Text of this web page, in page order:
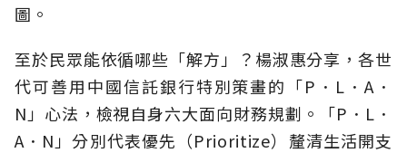
圖。
至於民眾能依循哪些「解方」？楊淑惠分享，各世
代可善用中國信託銀行特別策畫的「P．L．A．
N」心法，檢視自身六大面向財務規劃。「P．L．
A．N」分別代表優先（Prioritize）釐清生活開支